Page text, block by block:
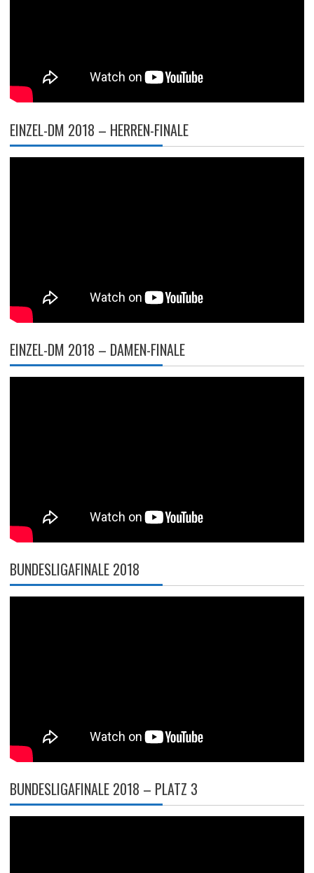
EINZEL-DM 2018 – HERREN-FINALE
EINZEL-DM 2018 – DAMEN-FINALE
BUNDESLIGAFINALE 2018
BUNDESLIGAFINALE 2018 – PLATZ 3